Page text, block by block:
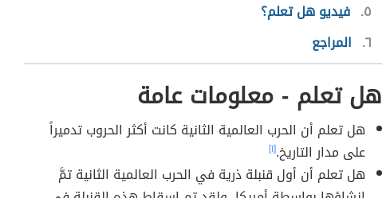
٥ فيديو هل تعلم؟
٦ المراجع
هل تعلم - معلومات عامة
هل تعلم أن الحرب العالمية الثانية كانت أكثر الحروب تدميراً
على مدار التاريخ.[١]
هل تعلم أن أول قنبلة ذرية في الحرب العالمية الثانية تمَّ